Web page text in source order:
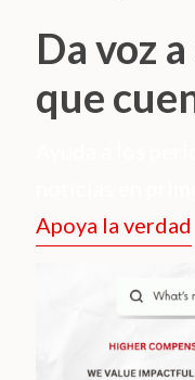
Da voz
que
Apoya la verdad